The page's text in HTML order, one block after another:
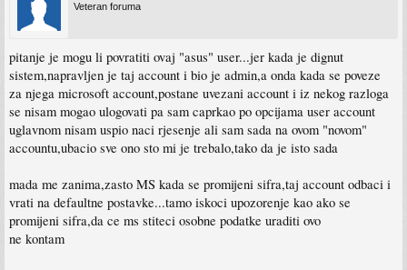
Veteran foruma
pitanje je mogu li povratiti ovaj "asus" user...jer kada je dignut
sistem,napravljen je taj account i bio je admin,a onda kada se poveze
za njega microsoft account,postane uvezani account i iz nekog razloga
se nisam mogao ulogovati pa sam caprkao po opcijama user account
uglavnom nisam uspio naci rjesenje ali sam sada na ovom "novom"
accountu,ubacio sve ono sto mi je trebalo,tako da je isto sada
mada me zanima,zasto MS kada se promijeni sifra,taj account odbaci i
vrati na defaultne postavke...tamo iskoci upozorenje kao ako se
promijeni sifra,da ce ms stiteci osobne podatke uraditi ovo
ne kontam